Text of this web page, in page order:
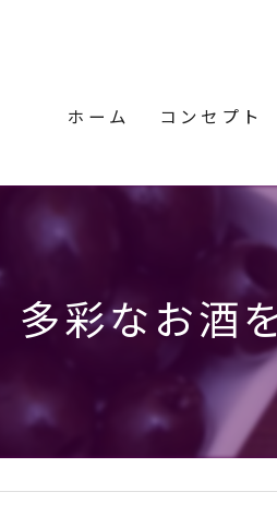
ホーム コンセプト
多彩なお酒